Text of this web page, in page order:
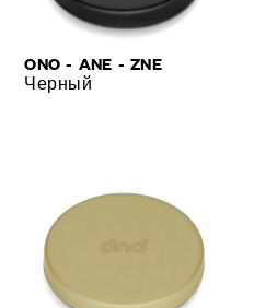
ONO - ANE - ZNE
Черный